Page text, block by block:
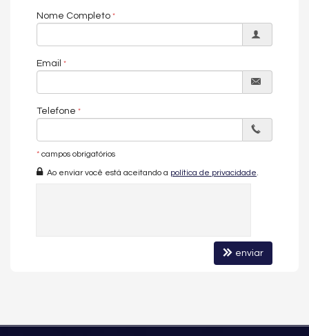
Empreendimentos
Nome Completo
Email
Telefone
* campos obrigatórios
Ao enviar você está aceitando a política de privacidade
enviar